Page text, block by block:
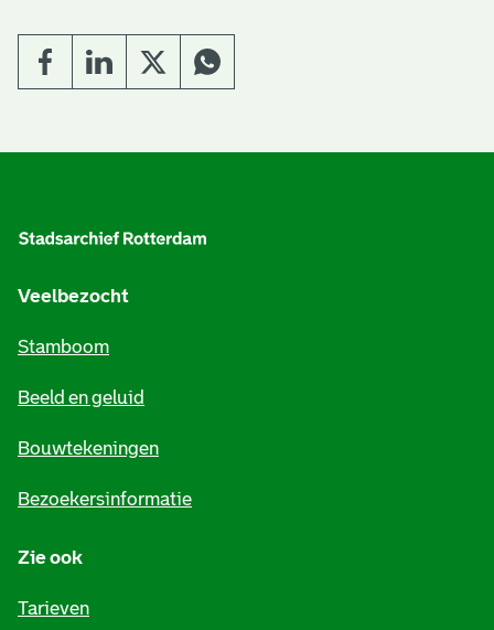
Veelbezocht
Stamboom
Beeld en geluid
Bouwtekeningen
Bezoekersinformatie
Zie ook
Tarieven